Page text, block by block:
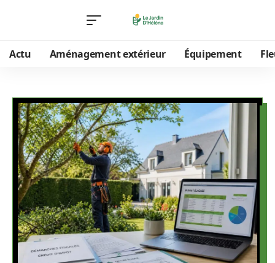
Actu Aménagement extérieur Équipement